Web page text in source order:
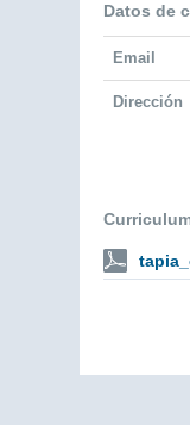
Datos de
Email
Dirección